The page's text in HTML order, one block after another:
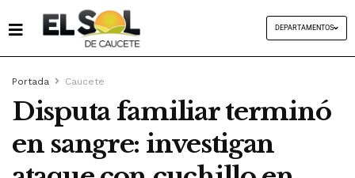
DEPARTAMENTOS
Portada Caucete
Disputa familiar terminó
en sangre: investigan